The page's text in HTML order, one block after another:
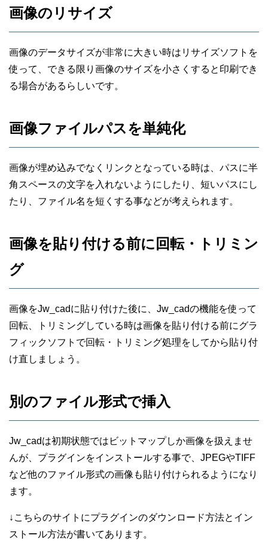
画像のリサイズ
画像のデータサイズが非常に大きい時はリサイズソフトを
使って、できる限り画像のサイズを小さくすると印刷でき
る場合があるらしいです。
画像ファイルパスを単純化
画像が埋め込みでなくリンクとなっている時は、パスに半
角スペースの文字を入れないようにしたり、短いパスにし
たり、ファイル名を短くする事などが考えられます。
画像を貼り付ける前に回転・トリミン
グ
画像をJw_cadに貼り付けた後に、Jw_cadの機能を使って
回転、トリミングしている時は画像を貼り付ける前にグラ
フィックソフトで回転・トリミング処理をしてから貼り付
け直しましょう。
別のファイル形式で挿入
Jw_cadは初期状態ではビットマップしか画像を扱えませ
んが、プラグインをインストールする事で、JPEGやTIFF
など他のファイル形式の画像も貼り付けられるようになり
ます。
↓こちらのサイトにプラグインのダウンロード方法とイン
ストール方法が書いてあります。